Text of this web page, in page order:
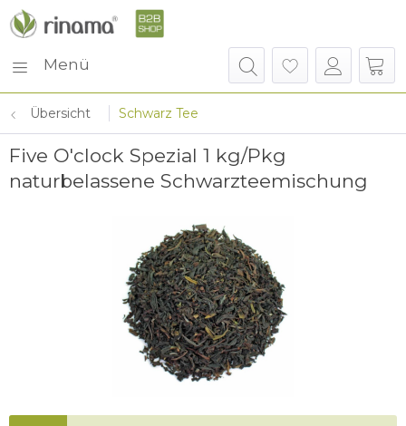
Menü
Übersicht Schwarz Tee
Five O'clock Spezial 1 kg/Pkg
naturbelassene Schwarzteemischung